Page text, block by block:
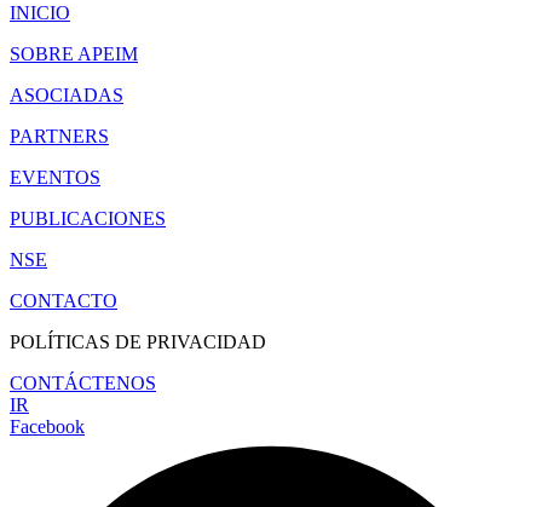
INICIO
SOBRE APEIM
ASOCIADAS
PARTNERS
EVENTOS
PUBLICACIONES
NSE
CONTACTO
POLÍTICAS DE PRIVACIDAD
CONTÁCTENOS
IR
Facebook